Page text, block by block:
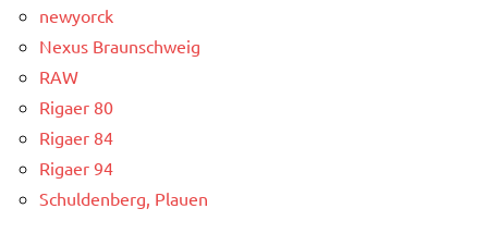
newyorck
Nexus Braunschweig
RAW
Rigaer 80
Rigaer 84
Rigaer 94
Schuldenberg, Plauen